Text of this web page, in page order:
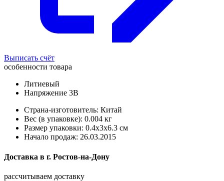
Выписать счёт
особенности товара
Литиевый
Напряжение 3В
Страна-изготовитель: Китай
Вес (в упаковке): 0.004 кг
Размер упаковки: 0.4x3x6.3 см
Начало продаж: 26.03.2015
Доставка в г. Ростов-на-Дону
рассчитываем доставку